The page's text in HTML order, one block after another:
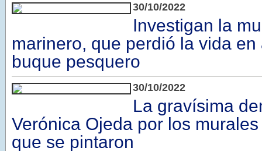
30/10/2022
Investigan la
marinero, que perdió la vida
buque pesquero
30/10/2022
La gravísima
Verónica Ojeda por los
que se pintaron